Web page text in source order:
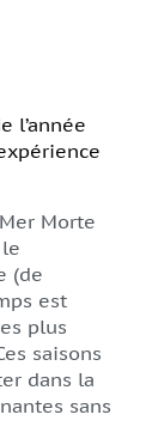
l’année
Morte
(de
est
plus
saisons
dans la
sans